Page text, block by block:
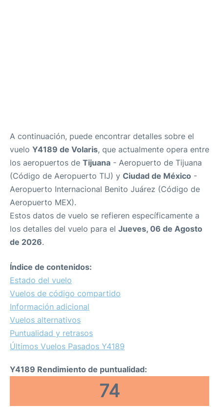
A continuación, puede encontrar detalles sobre el
vuelo Y4189 de Volaris, que actualmente opera entre
los aeropuertos de Tijuana - Aeropuerto de Tijuana
(Código de Aeropuerto TIJ) y Ciudad de México -
Aeropuerto Internacional Benito Juárez (Código de
Aeropuerto MEX).
Estos datos de vuelo se refieren específicamente a
los detalles del vuelo para el Jueves, 06 de Agosto
de 2026.
Índice de contenidos:
Estado del vuelo
Vuelos de código compartido
Información adicional
Vuelos alternativos
Puntualidad y retrasos
Últimos Vuelos Pasados Y4189
Y4189 Rendimiento de puntualidad:
74